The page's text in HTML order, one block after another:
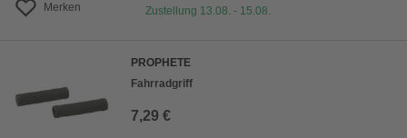
Merken
Zustellung 13.08. - 15.08.
PROPHETE
Fahrradgriff
7,29 €